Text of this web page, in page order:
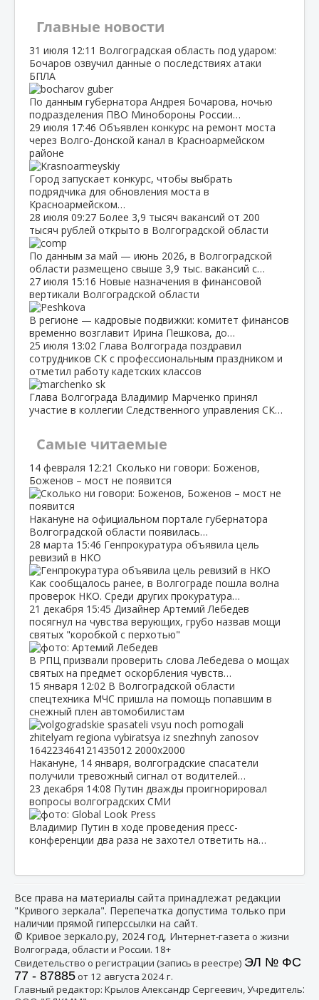
Главные новости
31 июля 12:11 Волгоградская область под ударом:
Бочаров озвучил данные о последствиях атаки
БПЛА
По данным губернатора Андрея Бочарова, ночью
подразделения ПВО Минобороны России…
29 июля 17:46 Объявлен конкурс на ремонт моста
через Волго‑Донской канал в Красноармейском
районе
Город запускает конкурс, чтобы выбрать
подрядчика для обновления моста в
Красноармейском…
28 июля 09:27 Более 3,9 тысяч вакансий от 200
тысяч рублей открыто в Волгоградской области
По данным за май — июнь 2026, в Волгоградской
области размещено свыше 3,9 тыс. вакансий с…
27 июля 15:16 Новые назначения в финансовой
вертикали Волгоградской области
В регионе — кадровые подвижки: комитет финансов
временно возглавит Ирина Пешкова, до…
25 июля 13:02 Глава Волгограда поздравил
сотрудников СК с профессиональным праздником и
отметил работу кадетских классов
Глава Волгограда Владимир Марченко принял
участие в коллегии Следственного управления СК…
Самые читаемые
14 февраля 12:21 Сколько ни говори: Боженов,
Боженов – мост не появится
Накануне на официальном портале губернатора
Волгоградской области появилась…
28 марта 15:46 Генпрокуратура объявила цель
ревизий в НКО
Как сообщалось ранее, в Волгограде пошла волна
проверок НКО. Среди других прокуратура…
21 декабря 15:45 Дизайнер Артемий Лебедев
посягнул на чувства верующих, грубо назвав мощи
святых "коробкой с перхотью"
В РПЦ призвали проверить слова Лебедева о мощах
святых на предмет оскорбления чувств…
15 января 12:02 В Волгоградской области
спецтехника МЧС пришла на помощь попавшим в
снежный плен автомобилистам
Накануне, 14 января, волгоградские спасатели
получили тревожный сигнал от водителей…
23 декабря 14:08 Путин дважды проигнорировал
вопросы волгоградских СМИ
Владимир Путин в ходе проведения пресс-
конференции два раза не захотел ответить на…
Все права на материалы сайта принадлежат редакции
"Кривого зеркала". Перепечатка допустима только при
наличии прямой гиперссылки на сайт.
© Кривое зеркало.ру, 2024 год, Интернет-газета о жизни
Волгограда, области и России. 18+
Свидетельство о регистрации (запись в реестре) ЭЛ № ФС
77 - 87885от 12 августа 2024 г.
Главный редактор: Крылов Александр Сергеевич, Учредитель: